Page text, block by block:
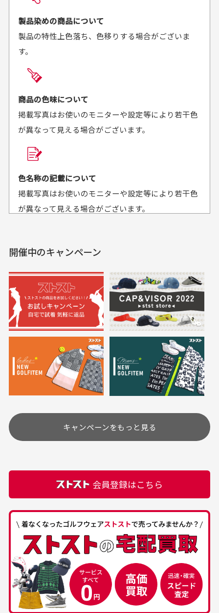
がとうございます。丁寧
に梱包されていて、商品
の状態も良好でした。気
があればよろしくお願い
来ました。またお願いし
セールかつポイント
も使えて、お得に購
入出来ました
セールかつポイントも使
満足です。
おります
欲しかったスカートが購
30代女性
高価なブルゾンがお
購入できました。状態も
最高でした。
30代女性
いつも素敵な商品を
す
商品をありがとうござい
ます。
30代男性
中古ゴルフウェアの
品揃えがすごい
50代男性
安心して中古ウェア
を買えるお店です
お届け希望日時をご指定頂けます。
ご注文時にご指定下さい。
商品の受け渡しは、ゆうパックでの配送のみとさせて
頂いております。
商品購入からどれくらいで発送してもらえます
か？
平日午前9時までのご注文で最短当日発送させて頂いて
せて頂いております。
送料はいくらかかりますか？
何点ご購入頂いた場合も全国一律で800円とさせて頂
いております。(1配送先につき)
また5,000円(税込)以上お買い物をして頂けた場合は送
※必ず１つのショッピングカートに複数商品を入れて
ご注文下さいませ。
定休日はありますか？
土.日.祝日は定休日となっております。
その他の休日につきましてはサイト上にて告知させて
頂きます。
カートの有効時間はありますか？
は自動的にカート内の商品が削除されますのでご注意
下さい。
お気に入り機能をご利用下さい。
製品染めの商品について
製品の特性上色落ち、色移りする場合がございま
す。
商品の色味について
掲載写真はお使いのモニターや設定等により若干色
が異なって見える場合がございます。
色名称の記載について
掲載写真はお使いのモニターや設定等により若干色
が異なって見える場合がございます。
実寸サイズについて
一点一点手作業で計測しておりますので、若干の誤
差が生じる場合がございます。
においについて
ユーズド商品の特性故、メンテンスを行っておりま
すが、におい（煙草、香水、お香、古着特有の香
り、柔軟剤等)が付着している場合がございます。
付属品について
付属品の記載につきましては、弊社に入荷した時点
ある場合もございます。
経年劣化について
当店では商品の管理には細心の注意を払っておりま
すが、経年により素材の劣化やパーツの強度低下が
生じている場合がございます。
開催中のキャンペーン
キャンペーンをもっと見る
会員登録はこちら